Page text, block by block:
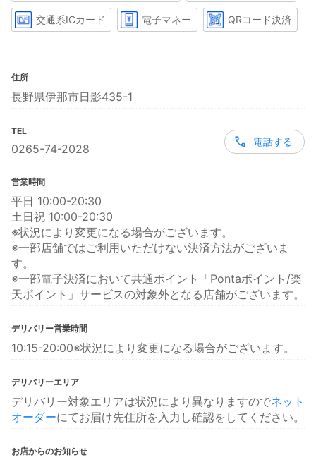
交通系ICカード 電子マネー QRコード決済
住所
長野県伊那市日影435-1
TEL
0265-74-2028
電話する
営業時間
平日 10:00-20:30
土日祝 10:00-20:30
※状況により変更になる場合がございます。
※一部店舗ではご利用いただけない決済方法がございま
す。
※一部電子決済において共通ポイント「Pontaポイント/楽
天ポイント」サービスの対象外となる店舗がございます。
デリバリー営業時間
10:15-20:00※状況により変更になる場合がございます。
デリバリーエリア
デリバリー対象エリアは状況により異なりますのでネット
オーダーにてお届け先住所を入力し確認をしてください。
お店からのお知らせ